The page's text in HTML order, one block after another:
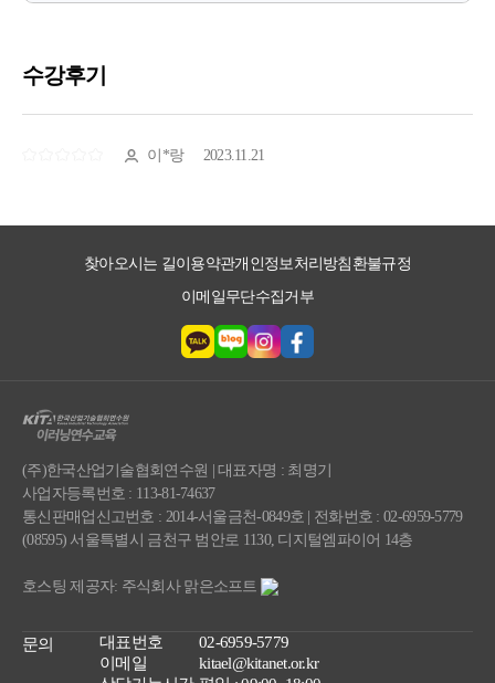
찾아오시는 길이용약관개인정보처리방침 환불규정
이메일무단수집거부
(주)한국산업기술협회연수원 | 대표자명 : 최명기
사업자등록번호 : 113-81-74637
통신판매업신고번호 : 2014-서울금천-0849호 | 전화번호 : 02-6959-5779
(08595) 서울특별시 금천구 범안로 1130, 디지털엠파이어 14층
호스팅 제공자: 주식회사 맑은소프트
문의 대표번호
02-6959-5779
이메일
kitael@kitanet.or.kr